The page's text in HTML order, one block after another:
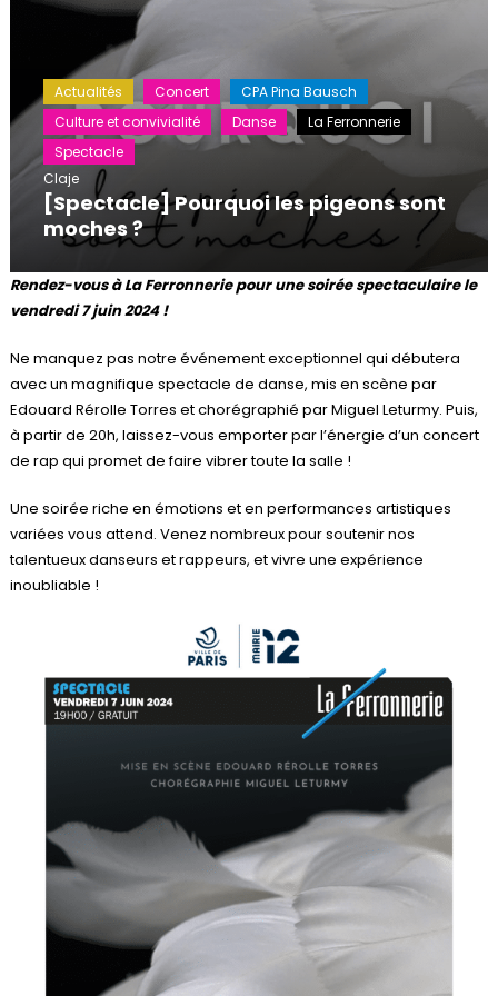
Actualités Concert
CPA Pina Bausch
Culture et convivialité
Danse
La Ferronnerie
Spectacle
Claje
[Spectacle] Pourquoi les pigeons sont
moches ?
Rendez-vous à La Ferronnerie pour une soirée spectaculaire le
vendredi 7 juin 2024 !
Ne manquez pas notre événement exceptionnel qui débutera
avec un magnifique spectacle de danse, mis en scène par
Edouard Rérolle Torres et chorégraphié par Miguel Leturmy. Puis,
à partir de 20h, laissez-vous emporter par l’énergie d’un concert
de rap qui promet de faire vibrer toute la salle !
Une soirée riche en émotions et en performances artistiques
variées vous attend. Venez nombreux pour soutenir nos
talentueux danseurs et rappeurs, et vivre une expérience
inoubliable !